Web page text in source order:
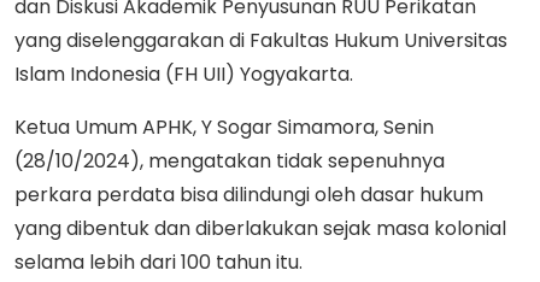
dan Diskusi Akademik Penyusunan RUU Perikatan
yang diselenggarakan di Fakultas Hukum Universitas
Islam Indonesia (FH UII) Yogyakarta.
Ketua Umum APHK, Y Sogar Simamora, Senin
(28/10/2024), mengatakan tidak sepenuhnya
perkara perdata bisa dilindungi oleh dasar hukum
yang dibentuk dan diberlakukan sejak masa kolonial
selama lebih dari 100 tahun itu.